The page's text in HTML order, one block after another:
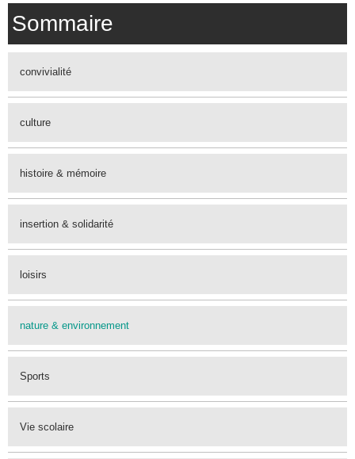
Sommaire
convivialité
culture
histoire & mémoire
insertion & solidarité
loisirs
nature & environnement
Sports
Vie scolaire